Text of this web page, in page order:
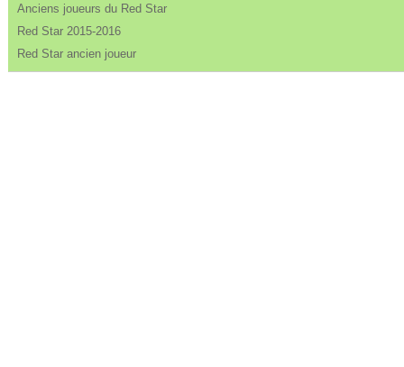
Anciens joueurs du Red Star
Red Star 2015-2016
Red Star ancien joueur